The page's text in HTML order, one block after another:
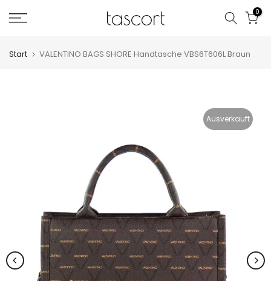
Zum
springen
0
Start VALENTINO BAGS SHORE Handtasche VBS6T606L Braun
Ausverkauft